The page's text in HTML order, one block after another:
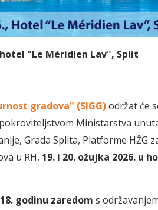
hotel "Le Méridien Lav", Split
gradova" (SIGG)održat će
Ministarstva
Grada Splita, Platforme HŽG
u RH, 19. i 20. ožujka 2026. u
godinu zaredom s